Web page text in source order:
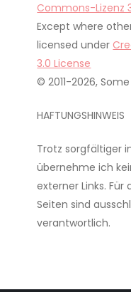
Commons-Lizenz
Except where
licensed under
3.0 License
© 2011-2026,
HAFTUNGSHINWEIS
Trotz sorgfältiger
übernehme ich
externer Links.
Seiten sind
verantwortlich.